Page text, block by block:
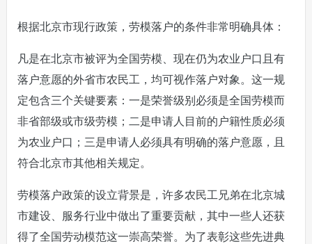
根据北京市现行政策，劳模落户的条件非常明确具体：
凡是在北京市被评为全国劳模、现在仍为农业户口且有
落户意愿的外省市农民工，均可视作落户对象。这一规
定包含三个关键要素：一是荣誉级别必须是全国劳模而
非省部级或市级劳模；二是申请人目前的户籍性质必须
为农业户口；三是申请人必须具有明确的落户意愿，且
符合北京市其他相关规定。
劳模落户政策的设立背景是，许多农民工兄弟在北京城
市建设、服务行业中做出了重要贡献，其中一些人还获
得了全国劳动模范这一崇高荣誉。为了表彰这些先进典